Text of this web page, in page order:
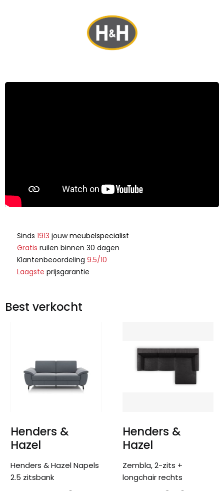
Sinds 1913 jouwmeubelspecialist
Gratis ruilen binnen 30 dagen
Klantenbeoordeling 9.5/10
Laagste prijsgarantie
Best verkocht
Henders &
Hazel
Henders & Hazel Napels
2.5 zitsbank
Henders &
Hazel
Zembla, 2-zits +
longchair rechts